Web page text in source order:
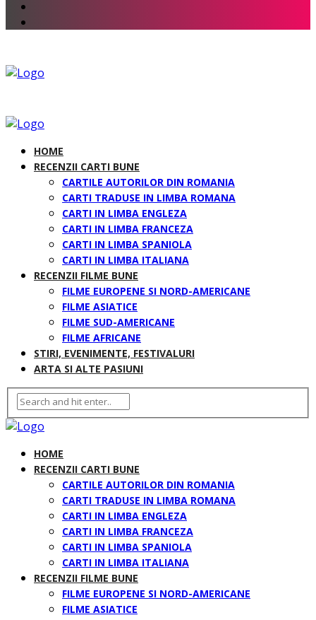
HOME
RECENZII CARTI BUNE
CARTILE AUTORILOR DIN ROMANIA
CARTI TRADUSE IN LIMBA ROMANA
CARTI IN LIMBA ENGLEZA
CARTI IN LIMBA FRANCEZA
CARTI IN LIMBA SPANIOLA
CARTI IN LIMBA ITALIANA
RECENZII FILME BUNE
FILME EUROPENE SI NORD-AMERICANE
FILME ASIATICE
FILME SUD-AMERICANE
FILME AFRICANE
STIRI, EVENIMENTE, FESTIVALURI
ARTA SI ALTE PASIUNI
HOME
RECENZII CARTI BUNE
CARTILE AUTORILOR DIN ROMANIA
CARTI TRADUSE IN LIMBA ROMANA
CARTI IN LIMBA ENGLEZA
CARTI IN LIMBA FRANCEZA
CARTI IN LIMBA SPANIOLA
CARTI IN LIMBA ITALIANA
RECENZII FILME BUNE
FILME EUROPENE SI NORD-AMERICANE
FILME ASIATICE